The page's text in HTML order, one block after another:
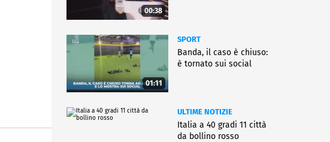
00:38
01:11
SPORT
Banda, il caso è chiuso:
è tornato sui social
ULTIME NOTIZIE
Italia a 40 gradi 11 città
da bollino rosso